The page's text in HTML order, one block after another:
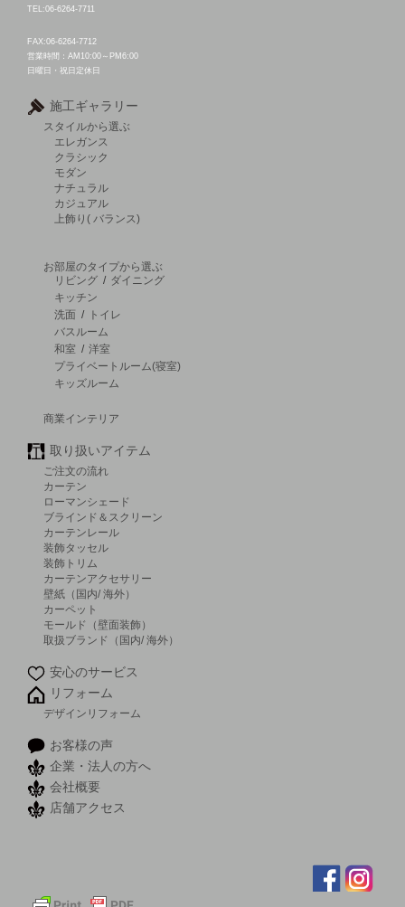
TEL:06-6264-7711
FAX:06-6264-7712
営業時間：AM10:00～PM6:00
日曜日・祝日定休日
施工ギャラリー
スタイルから選ぶ
エレガンス
クラシック
モダン
ナチュラル
カジュアル
上飾り( バランス)
お部屋のタイプから選ぶ
リビング / ダイニング
キッチン
洗面 /
トイレ
バスルーム
和室 / 洋室
プライベートルーム(寝室)
キッズルーム
商業インテリア
取り扱いアイテム
ご注文の流れ
カーテン
ローマンシェード
ブラインド＆スクリーン
カーテンレール
装飾タッセル
装飾トリム
カーテンアクセサリー
壁紙（国内/ 海外）
カーペット
モールド（壁面装飾）
取扱ブランド（国内/ 海外）
安心のサービス
リフォーム
デザインリフォーム
お客様の声
企業・法人の方へ
会社概要
店舗アクセス